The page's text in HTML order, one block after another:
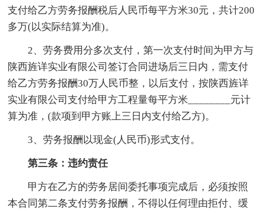
支付给乙方劳务报酬税后人民币每平方米30元，共计200
多万(以实际结算为准)。
2、劳务费用分多次支付，第一次支付时间为甲方与
陕西旌详实业有限公司签订合同进场后三日内，需支付
给乙方劳务报酬30万人民币整，以后支付，按陕西旌详
实业有限公司支付给甲方工程量每平方米________元计
算为准，(款项到甲方账上三日内支付给乙方)。
3、劳务报酬以现金(人民币)形式支付。
第三条：违约责任
甲方在乙方的劳务居间委托事项完成后，必须按照
本合同第二条支付劳务报酬，不得以任何理由拒付、缓